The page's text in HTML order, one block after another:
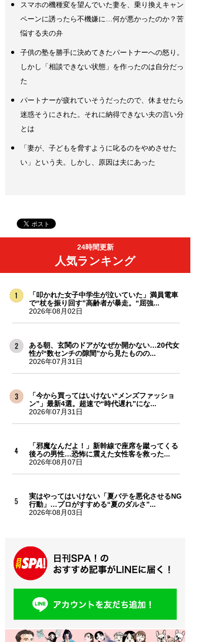
スマホの機種変を望んでいた妻を、乗り換えキャン
ペーンに誘ったら不機嫌に…何が悪かったのか？苦
悩する夫の弁
子供の塾を勝手に決めてきたパートナーへの怒り。
しかし「相談できない状態」を作ったのは自分だっ
た
パートナーが疲れていそうだったので、休ませたら
迷惑そうにされた。それに納得できない夫の言い分
とは
「妻が、子どもを脅すように叱るのをやめさせた
い」という夫。しかし、原因は夫にあった
24時間更新
人気ランキング
「叩かれた女子中学生が泣いていた」満員電車
で“杖を振り回す”高齢者が暴走。“屈強...
2026年08月02日
ある朝、玄関のドアがなぜか開かない…20代女
性が“数センチの隙間”から見たものの...
2026年07月31日
「今から買ってはいけない“メンズファッショ
ン”」最新4選。超速で“時代遅れ”にな...
2026年07月31日
「邪魔なんだよ！」新幹線で座席を蹴ってくる
後ろの男性…恐怖に震えた女性客を救った...
2026年08月07日
実はやってはいけない「夏バテを悪化させるNG
行動」…プロがすすめる“夏のダルさ”...
2026年08月03日